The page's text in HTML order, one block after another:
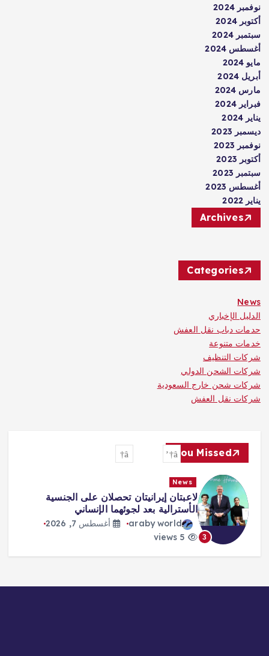
نوفمبر 2024
أكتوبر 2024
سبتمبر 2024
أغسطس 2024
مايو 2024
أبريل 2024
مارس 2024
فبراير 2024
يناير 2024
ديسمبر 2023
نوفمبر 2023
أكتوبر 2023
سبتمبر 2023
أغسطس 2023
يناير 2022
Archives
Categories
News
الدليل الإخباري
حدمات دباب نقل العفش
خدمات متنوعة
شركات التنظيف
شركات الشحن الدولي
شركات شحن خارج السعودية
شركات نقل العفش
You Missed
News
لاعبتان إيرانيتان تحصلان على الجنسية
الأسترالية بعد لجوئهما الإنساني
araby world
أغسطس 7, 2026
5 views